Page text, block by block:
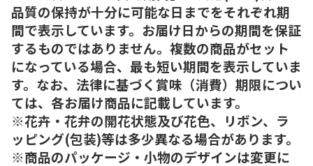
品質の保持が十分に可能な日までをそれぞれ期
間で表示しています。お届け日からの期間を保証
するものではありません。複数の商品がセット
になっている場合、最も短い期間を表示していま
す。なお、法律に基づく賞味（消費）期限につい
ては、各お届け商品に記載しています。
※花卉・花弁の開花状態及び花色、リボン、ラ
ッピング(包装)等は多少異なる場合があります。
※商品のパッケージ・小物のデザインは変更に